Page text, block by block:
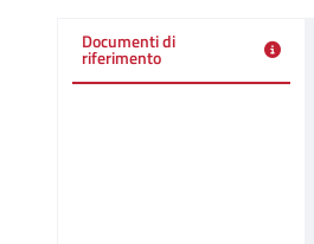
Documenti di
riferimento